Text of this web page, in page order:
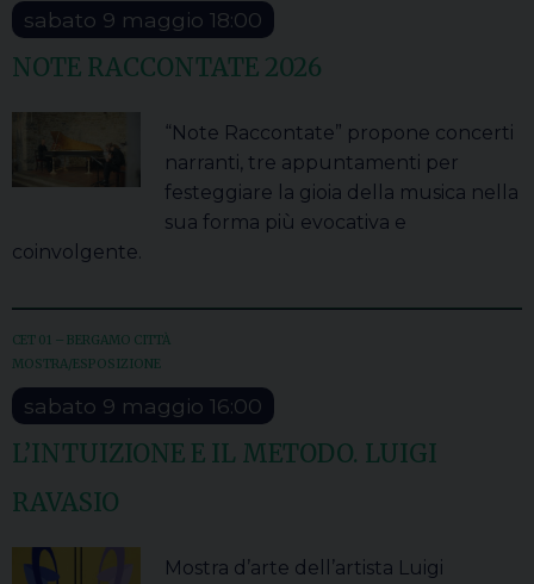
sabato 9 maggio 18:00
NOTE RACCONTATE 2026
“Note Raccontate” propone concerti
narranti, tre appuntamenti per
festeggiare la gioia della musica nella
sua forma più evocativa e
coinvolgente.
CET 01 – BERGAMO CITTÀ
MOSTRA/ESPOSIZIONE
sabato 9 maggio 16:00
L’INTUIZIONE E IL METODO. LUIGI
RAVASIO
Mostra d’arte dell’artista Luigi